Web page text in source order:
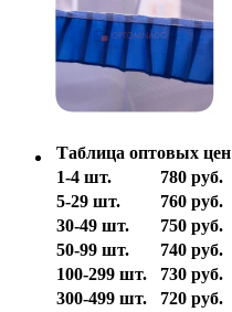
Таблица оптовых цен
1-4 шт.
780 руб.
5-29 шт.
760 руб.
30-49 шт.
750 руб.
50-99 шт.
740 руб.
100-299 шт.
730 руб.
300-499 шт.
720 руб.